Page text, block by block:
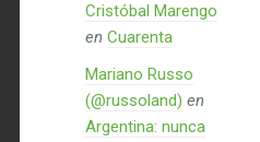
Cristóbal Marengo
en Cuarenta
Mariano Russo
(@russoland) en
Argentina: nunca